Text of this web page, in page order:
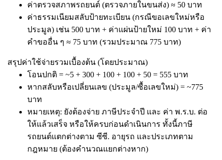
ค่าตรวจสภาพรถยนต์ (ตรวจภายในขนส่ง) ≈ 50 บาท
ค่าธรรมเนียมสลับป้ายทะเบียน (กรณีขอเลขใหม่หรือ
ประมูล) เช่น 500 บาท + ค่าแผ่นป้ายใหม่ 100 บาท + ค่า
คำขออื่น ๆ ≈ 75 บาท (รวมประมาณ 775 บาท)
สรุปค่าใช้จ่ายรวมเบื้องต้น (โดยประมาณ)
โอนปกติ = ~5 + 300 + 100 + 100 + 50 = 555 บาท
หากสลับหรือเปลี่ยนเลข (ประมูล/ซื้อเลขใหม่) = ~775
บาท
หมายเหตุ: ยังต้องจ่าย ภาษีประจำปี และ ค่า พ.ร.บ. ต่อ
ให้แล้วเสร็จ หรือให้ครบก่อนดำเนินการ ทั้งนี้ภาษี
รถยนต์แตกต่างตาม ซีซี. อายุรถ และประเภทตาม
กฎหมาย (ต้องคำนวณแยกต่างหาก)